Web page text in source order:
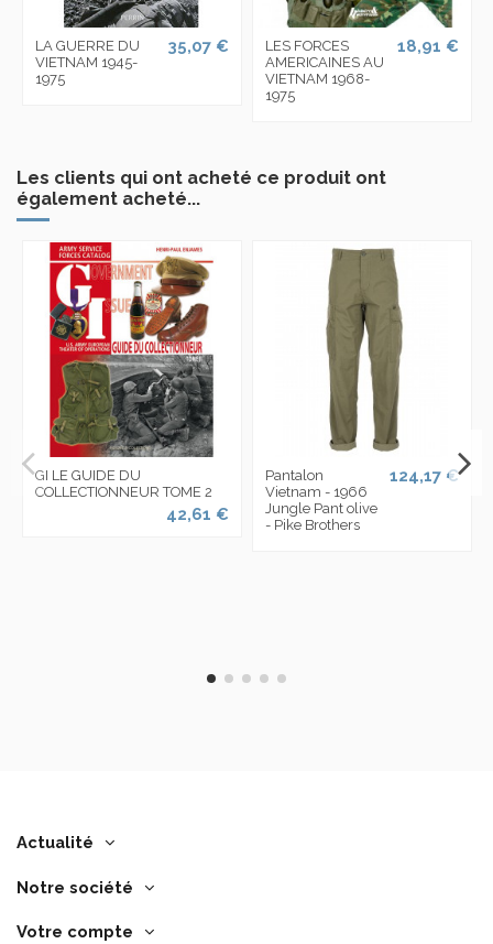
LA GUERRE DU
VIETNAM 1945-
1975
35,07 €
LES FORCES
AMERICAINES AU
VIETNAM 1968-
1975
18,91 €
Les clients qui ont acheté ce produit ont
également acheté...
GI LE GUIDE DU
COLLECTIONNEUR TOME 2
42,61 €
Pantalon
Vietnam - 1966
Jungle Pant olive
- Pike Brothers
124,17 €
Actualité
Notre société
Votre compte